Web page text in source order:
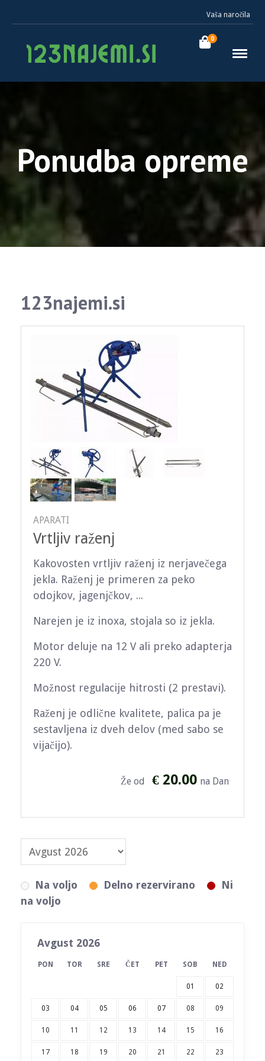
Vaša naročila
0
Ponudba opreme
123najemi.si
APARATI
Vrtljiv raženj
Kakovosten vrtljiv raženj iz nerjavečega
jekla. Raženj je primeren za peko
odojkov, jagenjčkov, ...
Narejen je iz inoxa, stojala so iz jekla.
Motor deluje na 12 V ali preko adapterja
220 V.
Možnost regulacije hitrosti (2 prestavi).
Raženj je odlične kvalitete, palica pa je
sestavljena iz dveh delov (med sabo se
vijačijo).
Že od € 20.00 na Dan
Na voljo Delno rezervirano
Ni
na voljo
Avgust 2026
PON TOR SRE ČET PET SOB NED
01 02
03 04 05 06 07 08 09
10 11 12 13 14 15 16
17 18 19 20 21 22 23